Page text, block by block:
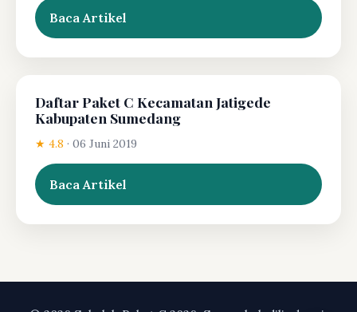
Baca Artikel
Daftar Paket C Kecamatan Jatigede
Kabupaten Sumedang
★ 4.8 · 06 Juni 2019
Baca Artikel